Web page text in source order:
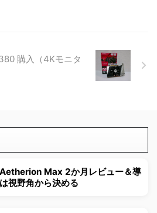
購入（4Kモニタ
Aetherion Max 2か月レビュー＆導
視野角から決める